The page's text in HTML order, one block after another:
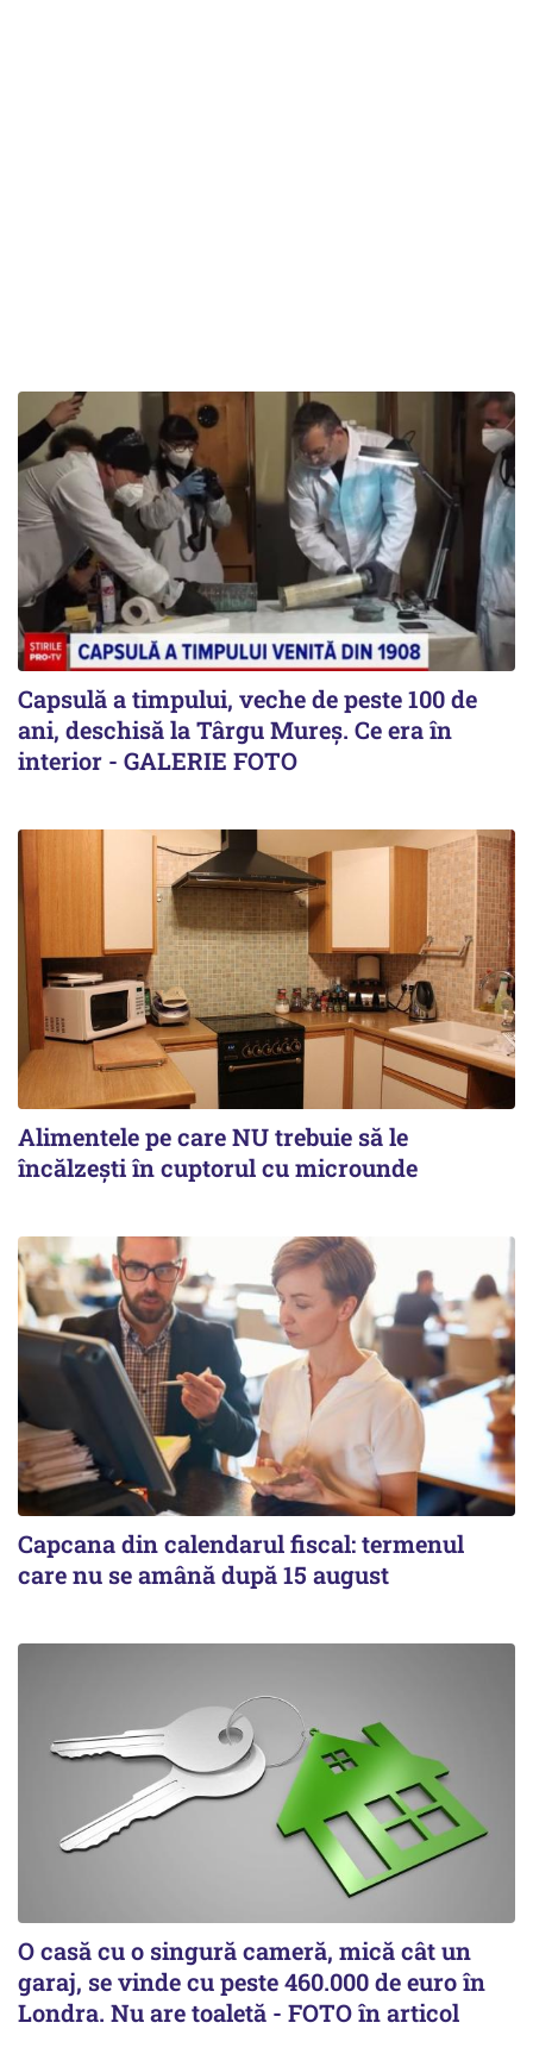
Capsulă a timpului, veche de peste 100 de
ani, deschisă la Târgu Mureș. Ce era în
interior - GALERIE FOTO
Alimentele pe care NU trebuie să le
încălzeşti în cuptorul cu microunde
Capcana din calendarul fiscal: termenul
care nu se amână după 15 august
O casă cu o singură cameră, mică cât un
garaj, se vinde cu peste 460.000 de euro în
Londra. Nu are toaletă - FOTO în articol